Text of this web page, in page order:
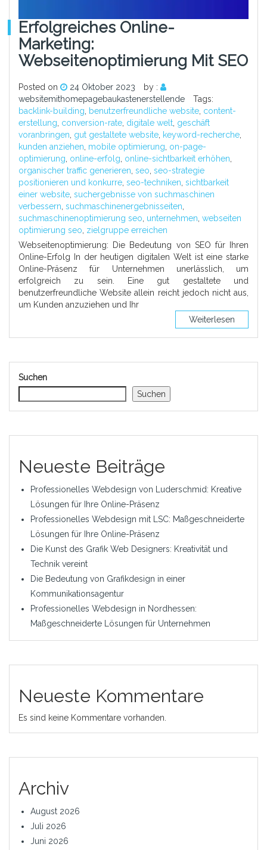
Erfolgreiches Online-
Marketing:
Webseitenoptimierung Mit SEO
Posted on 24 Oktober 2023
by :
websitemithomepagebaukastenerstellende
Tags:
backlink-building
benutzerfreundliche website content-
erstellung conversion-rate digitale welt geschäft
voranbringen gut gestaltete website keyword-recherche
kunden anziehen mobile optimierung on-page-
optimierung online-erfolg online-sichtbarkeit erhöhen
organischer traffic generieren seo seo-strategie
positionieren und konkurre seo-techniken sichtbarkeit
einer website suchergebnisse von suchmaschinen
verbessern suchmaschinenergebnisseiten
suchmaschinenoptimierung seo unternehmen webseiten
optimierung seo zielgruppe erreichen
Webseitenoptimierung: Die Bedeutung von SEO für Ihren
Online-Erfolg In der heutigen digitalen Welt ist eine starke
Online-Präsenz für Unternehmen unerlässlich, um
erfolgreich zu sein. Eine gut gestaltete und
benutzerfreundliche Website allein reicht jedoch nicht aus,
um Kunden anzuziehen und Ihr
Weiterlesen
Suchen
Suchen
Neueste Beiträge
Professionelles Webdesign von Luderschmid: Kreative
Lösungen für Ihre Online-Präsenz
Professionelles Webdesign mit LSC: Maßgeschneiderte
Lösungen für Ihre Online-Präsenz
Die Kunst des Grafik Web Designers: Kreativität und
Technik vereint
Die Bedeutung von Grafikdesign in einer
Kommunikationsagentur
Professionelles Webdesign in Nordhessen:
Maßgeschneiderte Lösungen für Unternehmen
Neueste Kommentare
Es sind keine Kommentare vorhanden.
Archiv
August 2026
Juli 2026
Juni 2026